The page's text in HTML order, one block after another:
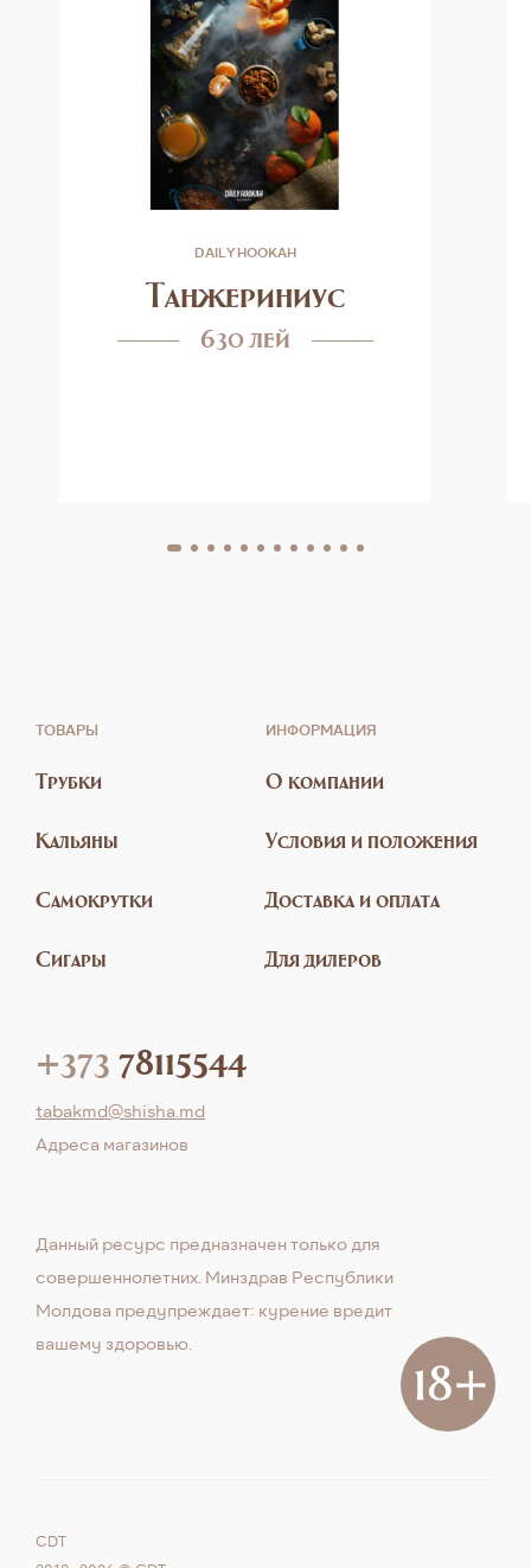
DAILY HOOKAH
Танжериниус
630 лей
ТОВАРЫ
Трубки
Кальяны
Самокрутки
Сигары
ИНФОРМАЦИЯ
О компании
Условия и положения
Доставка и оплата
Для дилеров
+373 78115544
tabakmd@shisha.md
Aдреса магазинов
Данный ресурс предназначен только для
совершеннолетних. Минздрав Республики
Молдова предупреждает: курение вредит
вашему здоровью.
CDT